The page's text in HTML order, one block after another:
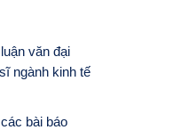
văn đại
ngành kinh tế
bài báo